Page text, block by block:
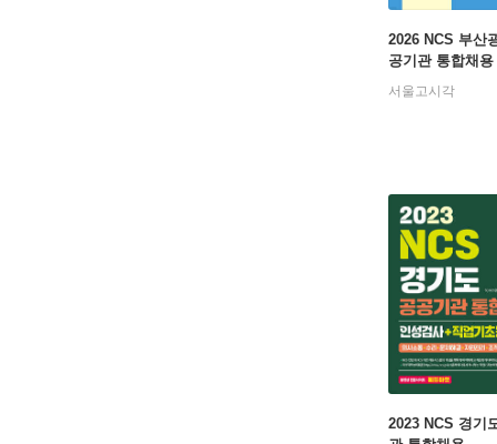
2026 NCS 부산
공기관 통합채
서울고시각
2023 NCS 경기